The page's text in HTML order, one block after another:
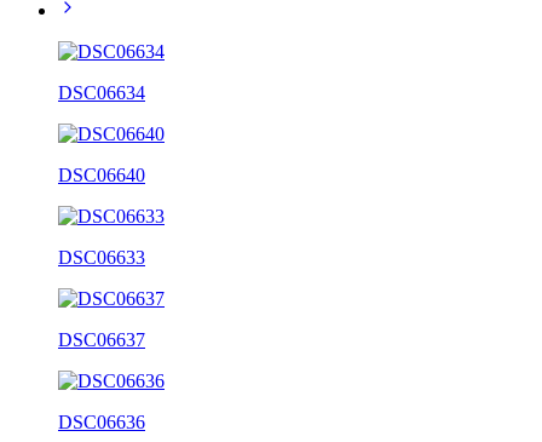
DSC06634
DSC06640
DSC06633
DSC06637
DSC06636